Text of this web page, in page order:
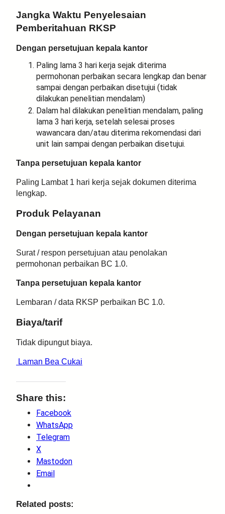
Jangka Waktu Penyelesaian
Pemberitahuan RKSP
Dengan persetujuan kepala kantor
Paling lama 3 hari kerja sejak diterima
permohonan perbaikan secara lengkap dan benar
sampai dengan perbaikan disetujui (tidak
dilakukan penelitian mendalam)
Dalam hal dilakukan penelitian mendalam, paling
lama 3 hari kerja, setelah selesai proses
wawancara dan/atau diterima rekomendasi dari
unit lain sampai dengan perbaikan disetujui.
Tanpa persetujuan kepala kantor
Paling Lambat 1 hari kerja sejak dokumen diterima
lengkap.
Produk Pelayanan
Dengan persetujuan kepala kantor
Surat / respon persetujuan atau penolakan
permohonan perbaikan BC 1.0.
Tanpa persetujuan kepala kantor
Lembaran / data RKSP perbaikan BC 1.0.
Biaya/tarif
Tidak dipungut biaya.
Laman Bea Cukai
Share this:
Facebook
WhatsApp
Telegram
X
Mastodon
Email
Related posts: